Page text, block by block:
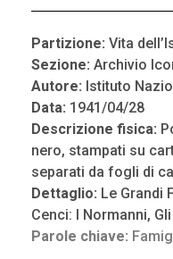
Partizione: Vita
Sezione: Archivio
Autore: Istituto
Data: 1941/04/28
Descrizione fisica:
nero, stampati su
separati da fogli di
Dettaglio: Le Grandi
Cenci: I Normanni,
Parole chiave: